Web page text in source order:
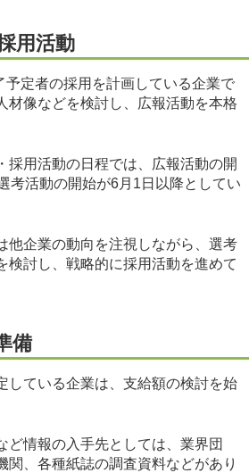
用活動
定者の採用を計画している企業で
材像などを検討し、広報活動を本格
用活動の日程では、広報活動の開
考活動の開始が6月1日以降としてい
企業の動向を注視しながら、選考
検討し、戦略的に採用活動を進めて
備
ている企業は、支給額の検討を始
情報の入手先としては、業界団
関、各種紙誌の調査資料などがあり